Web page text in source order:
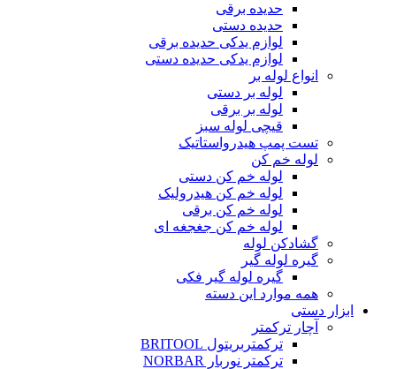
حدیده برقی
حدیده دستی
لوازم یدکی حدیده برقی
لوازم یدکی حدیده دستی
انواع لوله بر
لوله بر دستی
لوله بر برقی
قیچی لوله سبز
تست پمپ هیدرواستاتیک
لوله خم کن
لوله خم کن دستی
لوله خم کن هیدرولیک
لوله خم کن برقی
لوله خم کن جغجغه ای
گشادکن لوله
گیره لوله گیر
گیره لوله گیر فکی
همه موارد این دسته
ابزار دستی
آچار ترکمتر
ترکمتربریتول BRITOOL
ترکمتر نوربار NORBAR